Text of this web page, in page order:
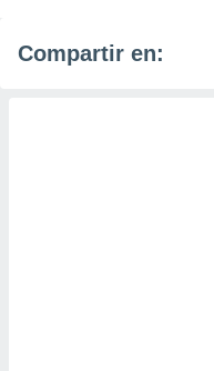
Compartir en: